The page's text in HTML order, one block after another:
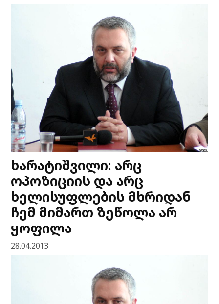
ხარატიშვილი: არც
ოპოზიციის და არც
ხელისუფლების მხრიდან
ჩემ მიმართ ზეწოლა არ
ყოფილა
28.04.2013